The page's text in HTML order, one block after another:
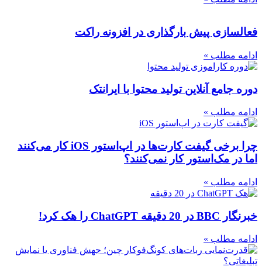
فعالسازی پیش بارگذاری در افزونه راکت
ادامه مطلب »
دوره جامع آنلاین تولید محتوا با ایرانتک
ادامه مطلب »
چرا برخی گیفت کارت‌ها در اپ‌استور iOS کار می‌کنند
اما در مک‌استور کار نمی‌کنند؟
ادامه مطلب »
خبرنگار BBC در 20 دقیقه ChatGPT را هک کرد!
ادامه مطلب »